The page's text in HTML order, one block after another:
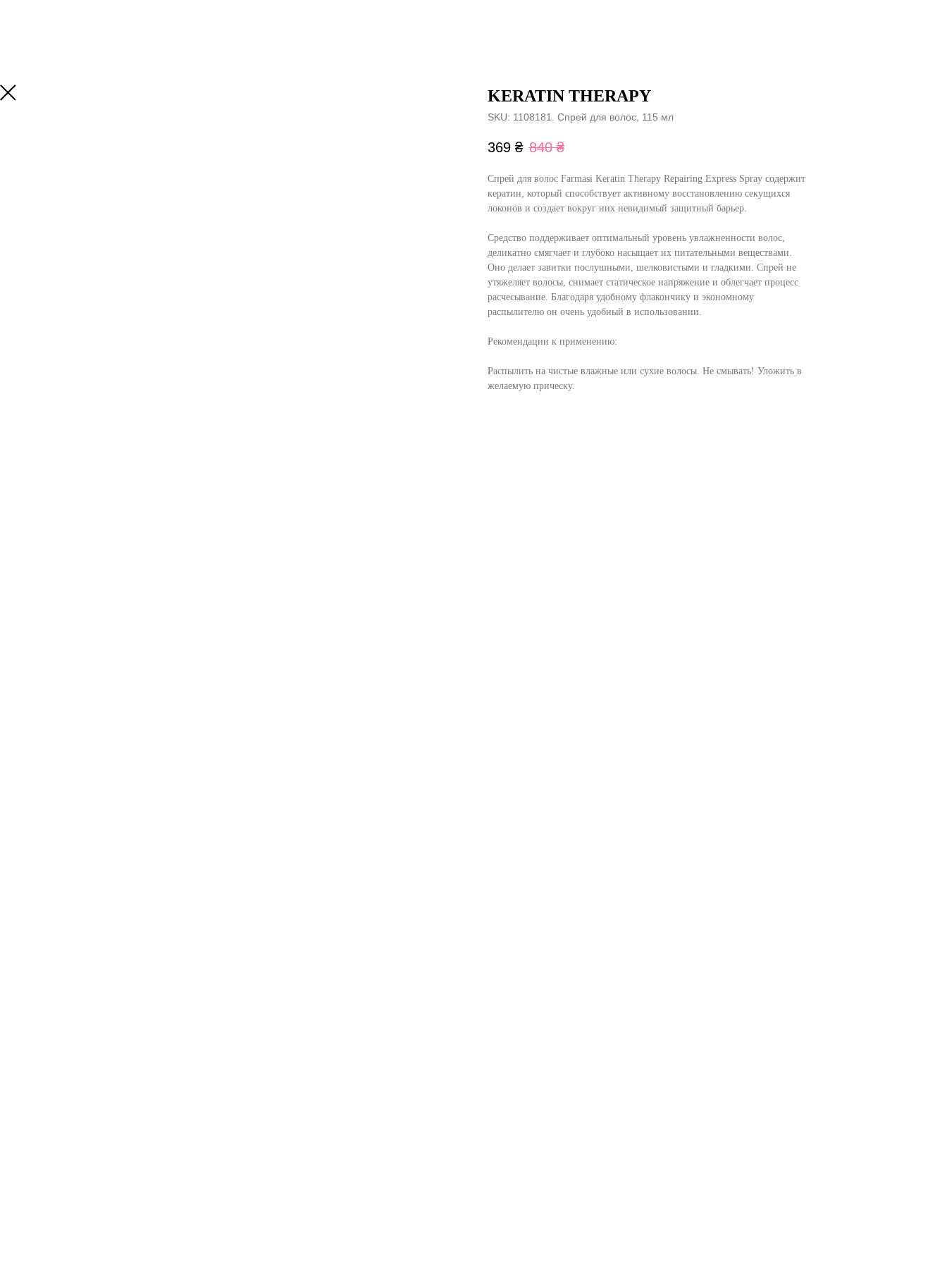
KERATIN THERAPY
SKU: 1108181. Спрей для волос, 115 мл
369 ₴ 840 ₴
Спрей для волос Farmasi Keratin Therapy Repairing Express Spray содержит
кератин, который способствует активному восстановлению секущихся
локонов и создает вокруг них невидимый защитный барьер.
Средство поддерживает оптимальный уровень увлажненности волос,
деликатно смягчает и глубоко насыщает их питательными веществами.
Оно делает завитки послушными, шелковистыми и гладкими. Спрей не
утяжеляет волосы, снимает статическое напряжение и облегчает процесс
расчесывание. Благодаря удобному флакончику и экономному
распылителю он очень удобный в использовании.
Рекомендации к применению:
Распылить на чистые влажные или сухие волосы. Не смывать! Уложить в
желаемую прическу.